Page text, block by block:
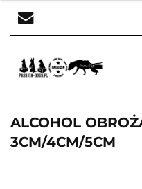
ALCOHOL
3CM/4CM/5CM